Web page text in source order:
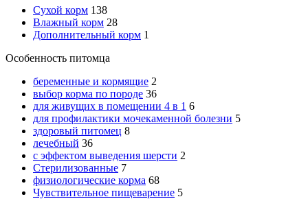
Сухой корм 138
Влажный корм 28
Дополнительный корм 1
Особенность питомца
беременные и кормящие 2
выбор корма по породе 36
для живущих в помещении 4 в 1 6
для профилактики мочекаменной болезни 5
здоровый питомец 8
лечебный 36
с эффектом выведения шерсти 2
Стерилизованные 7
физиологические корма 68
Чувствительное пищеварение 5